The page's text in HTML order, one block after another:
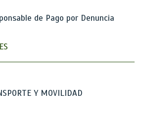
de Pago por Denuncia
Y MOVILIDAD